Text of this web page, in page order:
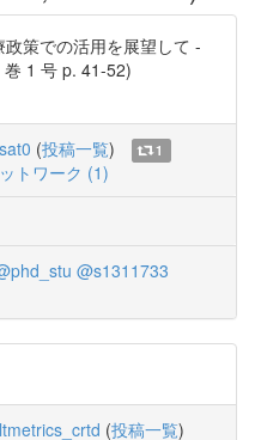
策での活用を展望して -
巻 1 号 p. 41-52)
(投稿一覧)
1
トワーク (1)
@s1311733
(投稿一覧)